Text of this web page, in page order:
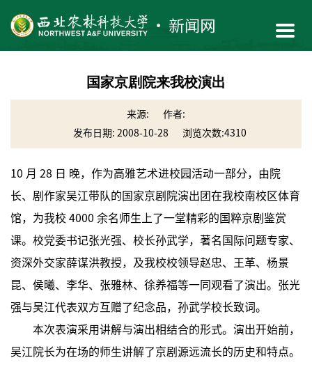
国家京剧院来我校演出
来源:
作者:
发布日期: 2008-10-28
浏览次数:4310
10 月 28 日 晚，作为高雅艺术进校园活动一部分，由院
长、剧作家吴江带队的国家京剧院演出团在我校南校区体育
馆，为我校 4000 余名师生上了一堂精彩的国粹京剧鉴赏
课。校党委书记张光强、校长孙武学，著名国际问题专家、
资深外交家薛谋洪教授，及我校校领导赵忠、王革、杨景
昆、侯曦、李华、张雅林、徐养福等一同观看了演出。张光
强与吴江代表双方互赠了纪念品，孙武学校长致词。
本次表演采用讲解与演出相结合的形式。演出开始前，
吴江院长为在场的师生讲解了京剧源远流长的历史和特点。